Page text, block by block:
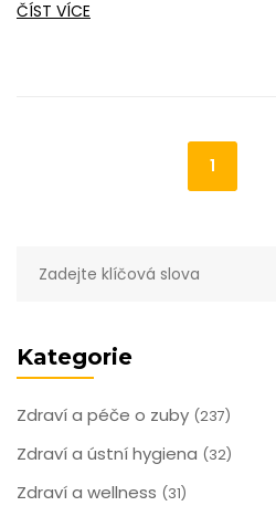
Kategorie
Zdraví a péče o zuby (237)
Zdraví a ústní hygiena (32)
Zdraví a wellness (31)
ČÍST VÍCE
1